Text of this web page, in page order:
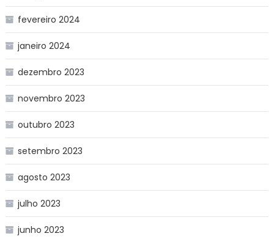
fevereiro 2024
janeiro 2024
dezembro 2023
novembro 2023
outubro 2023
setembro 2023
agosto 2023
julho 2023
junho 2023